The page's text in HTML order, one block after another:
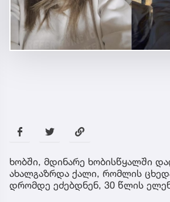
ხობში, მდინარე ხობისწყალში
ახალგაზრდა ქალი, რომლის
დრომდე ეძებდნენ, 30 წლის